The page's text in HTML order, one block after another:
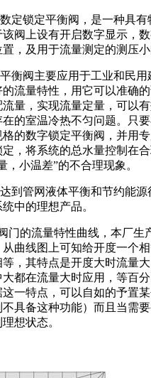
定锁定平衡阀，是一种具有
阀上设有开启数字显示，
，及用于流量测定的测压小
衡阀主要应用于工业和民用
流量特性，用它可以准确的
量，实现流量定量，可以
的室温冷热不匀问题。只
的数字锁定平衡阀，并用
，将系统的总水量控制在
，小温差”的不合理现象。
到管网液体平衡和节约能源
中的理想产品。
门的流量特性曲线，本厂生
从曲线图上可知给开度一个
，其特点是开度大时流量
都在流量大时应用，等百
一特点，可以自如的予置
具备这种功能）而且当需
想状态。